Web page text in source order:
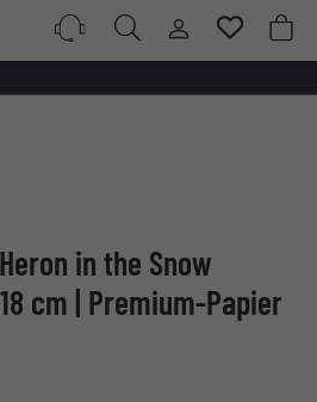
in the Snow
cm | Premium-Papier